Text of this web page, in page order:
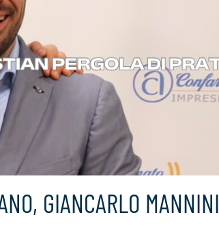
GIANCARLO MANNINI